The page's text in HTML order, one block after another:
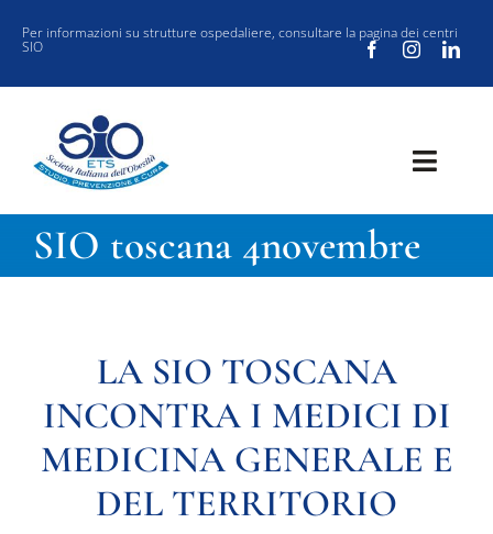
contenuto
Per informazioni su strutture ospedaliere, consultare la pagina dei centri
SIO
SOCIETÀ
CLINICA
SIO JOURNAL CLUB
NEW SIO
EVENTI
DIVULGAZIONE
SIO toscana 4novembre
LA SIO TOSCANA
INCONTRA I MEDICI DI
MEDICINA GENERALE E
DEL TERRITORIO